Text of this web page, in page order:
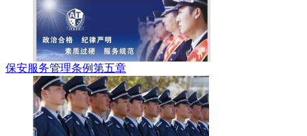
保安服务管理条例第五章